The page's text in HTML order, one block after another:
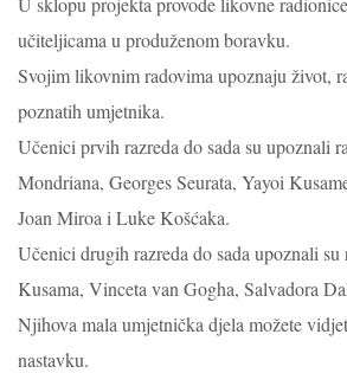
učiteljicama u produženom boravku.
Svojim likovnim radovima upoznaju život,
poznatih umjetnika.
Učenici prvih razreda do sada su upoznali
Mondriana, Georges Seurata, Yayoi
Joan Miroa i Luke Košćaka.
Učenici drugih razreda do sada upoznali su
Kusama, Vinceta van Gogha, Salvadora
Njihova mala umjetnička djela možete
nastavku.